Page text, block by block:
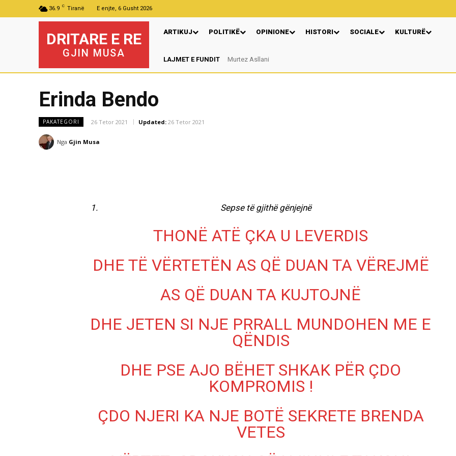
36.9 C Tiranë E enjte, 6 Gusht 2026
DRITARE E RE
GJIN MUSA
ARTIKUJ POLITIKË OPINIONE HISTORI SOCIALE KULTURË
LAJMET E FUNDIT VERA GJONAJ – NJË EMËR I NJOHUR I DIASPORËS SHQIPTARE NË ITALI
Murtez Asllani
Erinda Bendo
PAKATEGORI 26 Tetor 2021 Updated: 26 Tetor 2021
Nga Gjin Musa
Sepse të gjithë gënjejnë
THONË ATË ÇKA U LEVERDIS
DHE TË VËRTETËN AS QË DUAN TA VËREJMË
AS QË DUAN TA KUJTOJNË
DHE JETEN SI NJE PRRALL MUNDOHEN ME E
QËNDIS
DHE PSE AJO BËHET SHKAK PËR ÇDO
KOMPROMIS !
ÇDO NJERI KA NJE BOTË SEKRETE BRENDA
VETES
AKTUALITET
VERA GJONAJ – NJË EMËR I
NJOHUR I DIASPORËS
SHQIPTARE NË ITALI
Gjin Musa - 20 Shtator 2025 1
AKTUALITET
Shtator 2025
Gjin Musa - 8 Shtator 2025